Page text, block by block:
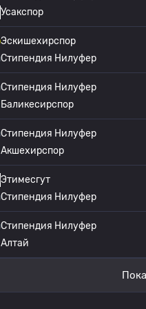
Усакспор
Эскишехирспор
Стипендия Нилуфер
Стипендия Нилуфер
Баликесирспор
Стипендия Нилуфер
Акшехирспор
Этимесгут
Стипендия Нилуфер
Стипендия Нилуфер
Алтай